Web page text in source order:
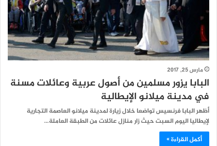
مارس 25, 2017
البابا يزور مسلمين من أصول عربية وعائلات مسنة
في مدينة ميلانو الإيطالية
أظهر البابا فرنسيس تواضعا خلال زيارة لمدينة ميلانو العاصمة التجارية
لإيطاليا اليوم السبت حيث زار منازل عائلات من الطبقة العاملة…
أكمل القراءة »